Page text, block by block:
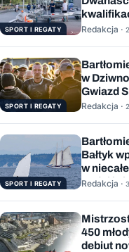
SPORT I REGATY Redakcja ·
SPORT I REGATY
w
Gwiazd
Bałtyk
Redakcja ·
SPORT I REGATY
Bałtyk
w
Redakcja ·
450
debiut